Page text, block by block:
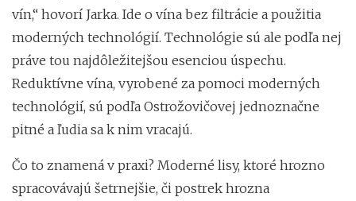
vín,“ hovorí Jarka. Ide o vína bez filtrácie a použitia
moderných technológií. Technológie sú ale podľa nej
práve tou najdôležitejšou esenciou úspechu.
Reduktívne vína, vyrobené za pomoci moderných
technológií, sú podľa Ostrožovičovej jednoznačne
pitné a ľudia sa k nim vracajú.
Čo to znamená v praxi? Moderné lisy, ktoré hrozno
spracovávajú šetrnejšie, či postrek hrozna